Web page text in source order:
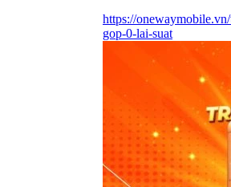
https://
gop-0-lai-suat